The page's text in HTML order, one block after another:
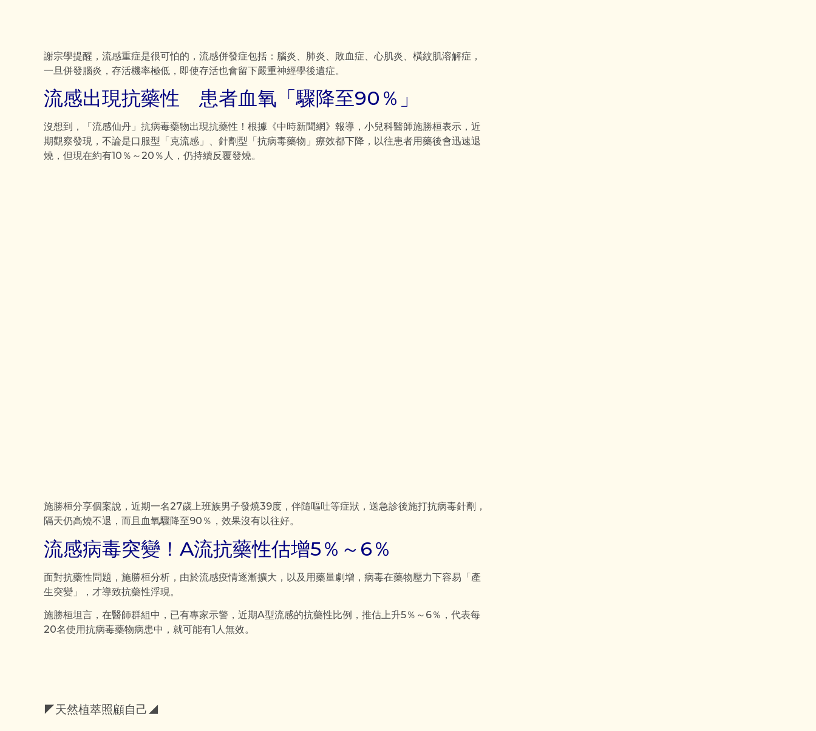
謝宗學提醒，流感重症是很可怕的，流感併發症包括：腦炎、肺炎、敗血症、心肌炎、橫紋肌溶解症，
一旦併發腦炎，存活機率極低，即使存活也會留下嚴重神經學後遺症。
流感出現抗藥性 患者血氧「驟降至90％」
沒想到，「流感仙丹」抗病毒藥物出現抗藥性！根據《中時新聞網》報導，小兒科醫師施勝桓表示，近
期觀察發現，不論是口服型「克流感」、針劑型「抗病毒藥物」療效都下降，以往患者用藥後會迅速退
燒，但現在約有10％～20％人，仍持續反覆發燒。
施勝桓分享個案說，近期一名27歲上班族男子發燒39度，伴隨嘔吐等症狀，送急診後施打抗病毒針劑，
隔天仍高燒不退，而且血氧驟降至90％，效果沒有以往好。
流感病毒突變！A流抗藥性估增5％～6％
面對抗藥性問題，施勝桓分析，由於流感疫情逐漸擴大，以及用藥量劇增，病毒在藥物壓力下容易「產
生突變」，才導致抗藥性浮現。
施勝桓坦言，在醫師群組中，已有專家示警，近期A型流感的抗藥性比例，推估上升5％～6％，代表每
20名使用抗病毒藥物病患中，就可能有1人無效。
◤天然植萃照顧自己◢